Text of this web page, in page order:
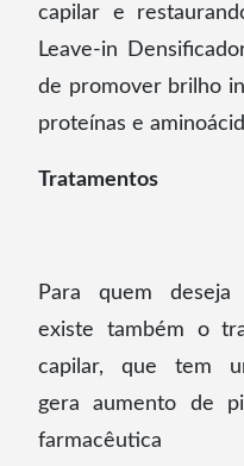
capilar e
Leave-in
de promover brilho
proteínas e
Tratamentos
Para quem deseja
existe também o
capilar, que tem
gera aumento de
farmacêutica